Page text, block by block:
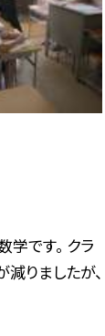
学です。 クラ
りましたが、